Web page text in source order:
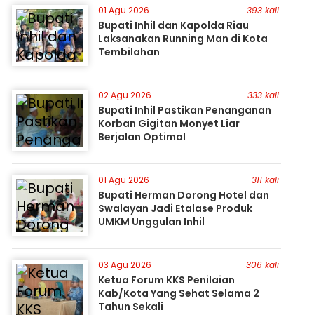
01 Agu 2026 393 kali
Bupati Inhil dan Kapolda Riau
Laksanakan Running Man di Kota
Tembilahan
02 Agu 2026 333 kali
Bupati Inhil Pastikan Penanganan
Korban Gigitan Monyet Liar
Berjalan Optimal
01 Agu 2026 311 kali
Bupati Herman Dorong Hotel dan
Swalayan Jadi Etalase Produk
UMKM Unggulan Inhil
03 Agu 2026 306 kali
Ketua Forum KKS Penilaian
Kab/Kota Yang Sehat Selama 2
Tahun Sekali